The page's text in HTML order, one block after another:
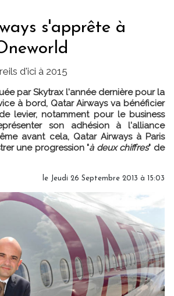
s'apprête à
d'ici à 2015
par Skytrax l'année dernière pour la
à bord, Qatar Airways va bénéficier
levier, notamment pour le business
son adhésion à l'alliance
avant cela, Qatar Airways à Paris
une progression "à deux chiffres" de
le Jeudi 26 Septembre 2013 à 15:03